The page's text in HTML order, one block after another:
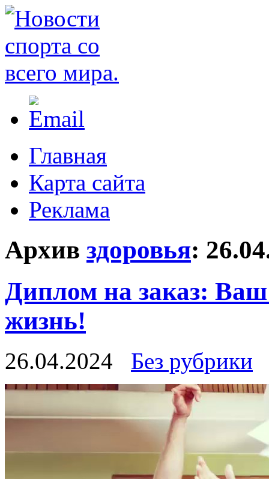
Главная
Карта сайта
Реклама
Архив здоровья:
Диплом на заказ:
жизнь!
26.04.2024 Без рубрики